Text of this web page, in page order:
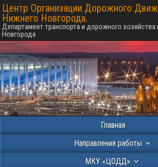
Центр Организации Дорожного
Нижнего Новгорода.
Департамент транспорта и дорожного хозяйства
Новгорода
Главная
Направления работы
МКУ «ЦОДД»